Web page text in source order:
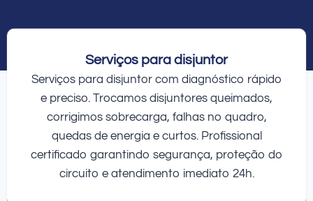
Serviços para disjuntor
Serviços para disjuntor com diagnóstico rápido
e preciso. Trocamos disjuntores queimados,
corrigimos sobrecarga, falhas no quadro,
quedas de energia e curtos. Profissional
certificado garantindo segurança, proteção do
circuito e atendimento imediato 24h.